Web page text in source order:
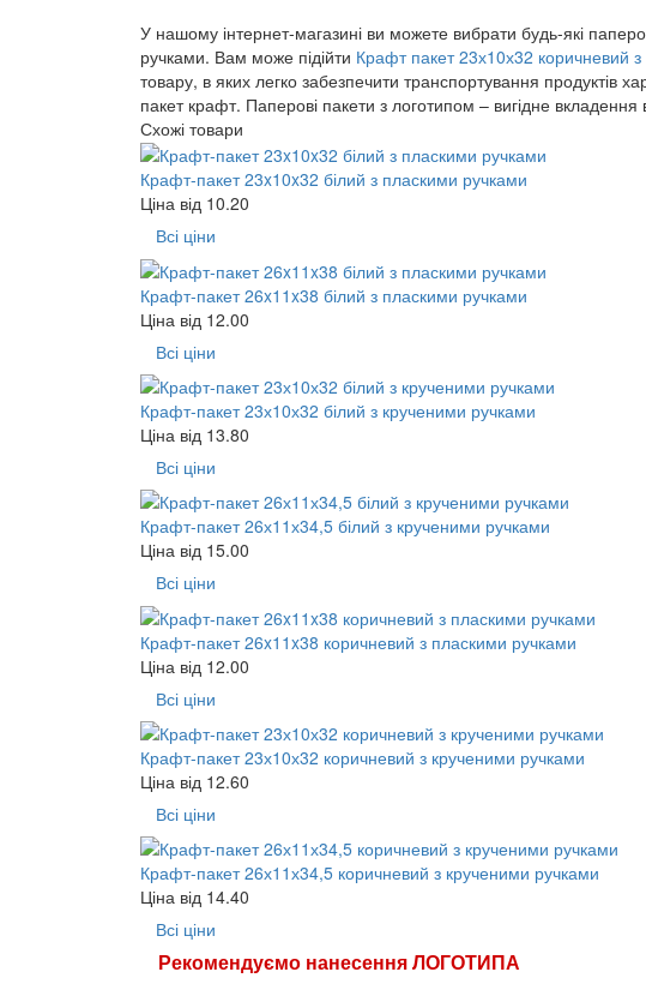
У нашому інтернет-магазині ви можете вибрати будь-які
ручками. Вам може підійти Крафт пакет 23х10х32 коричневий
товару, в яких легко забезпечити транспортування продуктів
пакет крафт. Паперові пакети з логотипом – вигідне
Схожі товари
Крафт-пакет 23x10x32 білий з пласкими ручками
Ціна від 10.20
Всі ціни
Крафт-пакет 26x11x38 білий з пласкими ручками
Ціна від 12.00
Всі ціни
Крафт-пакет 23х10х32 білий з крученими ручками
Ціна від 13.80
Всі ціни
Крафт-пакет 26х11х34,5 білий з крученими ручками
Ціна від 15.00
Всі ціни
Крафт-пакет 26x11x38 коричневий з пласкими ручками
Ціна від 12.00
Всі ціни
Крафт-пакет 23х10х32 коричневий з крученими ручками
Ціна від 12.60
Всі ціни
Крафт-пакет 26х11х34,5 коричневий з крученими ручками
Ціна від 14.40
Всі ціни
Рекомендуємо нанесення ЛОГОТИПА